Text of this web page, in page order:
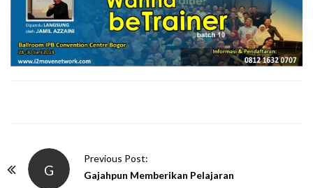
G
Previous Post:
Gajahpun Memberikan Pelajaran